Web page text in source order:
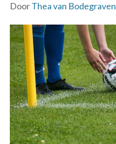
DoorThea van Bodegraven